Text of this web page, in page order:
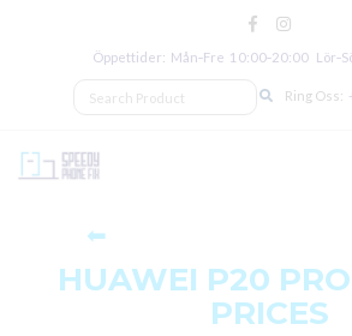
Öppettider: Mån‑Fre 10:00‑20:00
Ring Oss:
⬅
HUAWEI P20
PRICES